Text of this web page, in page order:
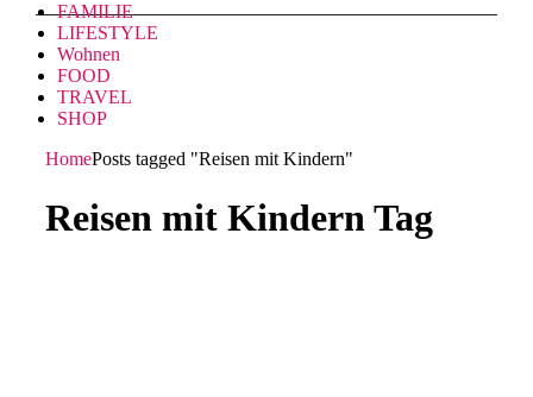
FAMILIE
LIFESTYLE
Wohnen
FOOD
TRAVEL
SHOP
HomePosts tagged "Reisen mit Kindern"
Reisen mit Kindern Tag